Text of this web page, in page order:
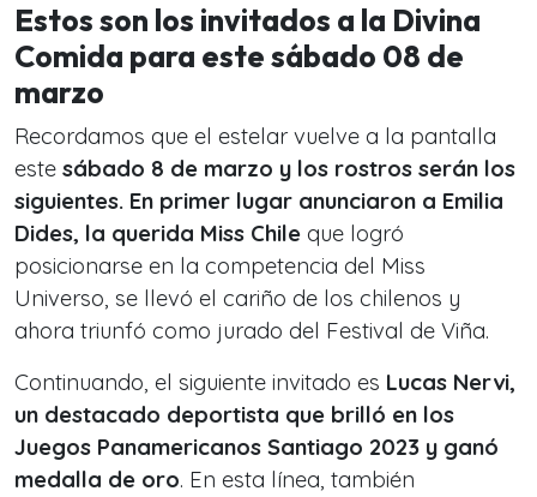
Estos son los invitados a la Divina
Comida para este sábado 08 de
marzo
Recordamos que el estelar vuelve a la pantalla
este sábado 8 de marzo y los rostros serán los
siguientes. En primer lugar anunciaron a Emilia
Dides, la querida Miss Chile que logró
posicionarse en la competencia del Miss
Universo, se llevó el cariño de los chilenos y
ahora triunfó como jurado del Festival de Viña.
Continuando, el siguiente invitado es Lucas Nervi,
un destacado deportista que brilló en los
Juegos Panamericanos Santiago 2023 y ganó
medalla de oro. En esta línea, también